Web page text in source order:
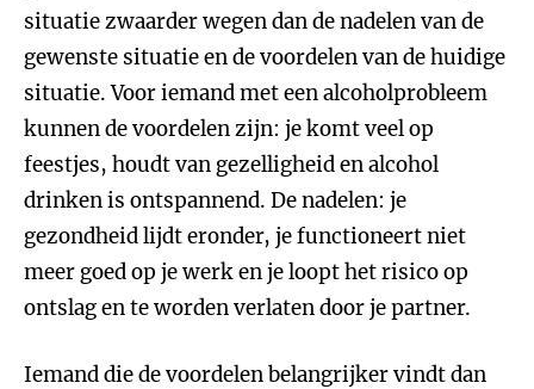
situatie zwaarder wegen dan de nadelen van de
gewenste situatie en de voordelen van de huidige
situatie. Voor iemand met een alcoholprobleem
kunnen de voordelen zijn: je komt veel op
feestjes, houdt van gezelligheid en alcohol
drinken is ontspannend. De nadelen: je
gezondheid lijdt eronder, je functioneert niet
meer goed op je werk en je loopt het risico op
ontslag en te worden verlaten door je partner.
Iemand die de voordelen belangrijker vindt dan